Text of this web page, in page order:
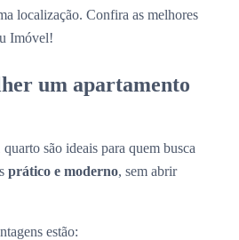
localização. Confira as melhores
Imóvel!
um apartamento
são ideais para quem busca
prático e moderno, sem abrir
estão: